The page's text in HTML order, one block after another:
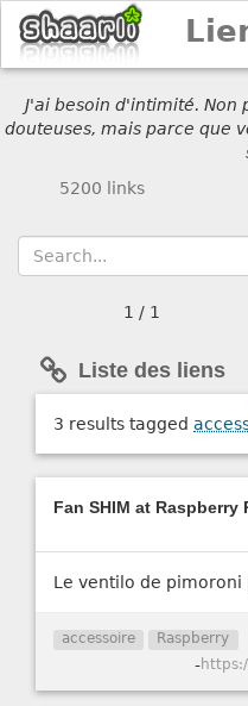
J'ai besoin d'intimité. Non
douteuses, mais parce que
5200 links
1 / 1
Liste des liens
3 results tagged
Fan SHIM at Raspberry
Le ventilo de pimoroni
accessoire Raspberry
-